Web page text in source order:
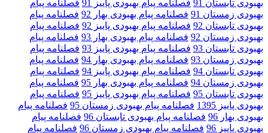
بهبودی تابستان 91
فصلنامه پیام بهبودی پاییز 91
فصلنامه پیام
بهبودی زمستان 91
فصلنامه پیام بهبودی بهار 92
فصلنامه پیام
بهبودی تابستان 92
فصلنامه پیام بهبودی پاییز 92
فصلنامه پیام
بهبودی زمستان 92
فصلنامه پیام بهبودی بهار 93
فصلنامه پیام
بهبودی تابستان 93
فصلنامه پیام بهبودی پاییز 93
فصلنامه پیام
بهبودی زمستان 93
فصلنامه پیام بهبودی بهار 94
فصلنامه پیام
بهبودی تابستان 94
فصلنامه پیام بهبودی پاییز 94
فصلنامه پیام
بهبودی زمستان 94
فصلنامه پیام بهبودی بهار 95
فصلنامه پیام
بهبودی تابستان 95
فصلنامه پیام بهبودی پاییز 95
فصلنامه پیام
بهبودی پاییز 1395
فصلنامه پیام بهبودی زمستان 95
فصلنامه پیام
بهبودی بهار 96
فصلنامه پیام بهبودی تابستان 96
فصلنامه پیام
بهبودی پاییز 96
فصلنامه پیام بهبودی زمستان 96
فصلنامه پیام